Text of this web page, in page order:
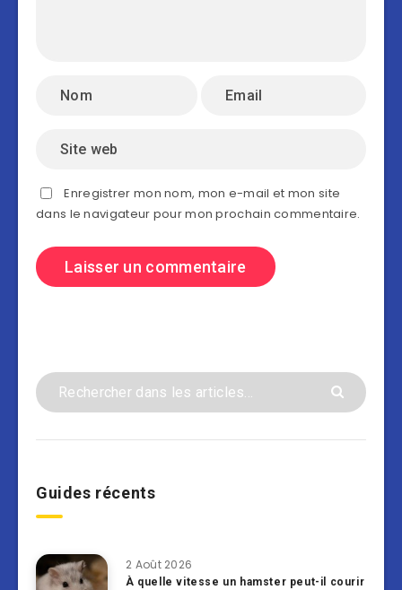
Enregistrer mon nom, mon e-mail et mon site
dans le navigateur pour mon prochain commentaire.
Guides récents
2 Août 2026
À quelle vitesse un hamster peut-il courir